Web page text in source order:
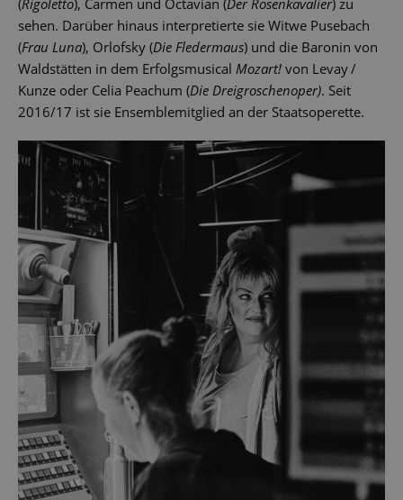
sehen. Darüber hinaus interpretierte sie Witwe Pusebach
(Frau Luna), Orlofsky (Die Fledermaus) und die Baronin von
Waldstätten in dem Erfolgsmusical Mozart! von Levay /
Kunze oder Celia Peachum (Die Dreigroschenoper). Seit
2016/17 ist sie Ensemblemitglied an der Staatsoperette.